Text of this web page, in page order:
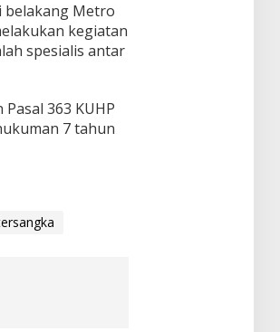
belakang Metro
kegiatan
spesialis antar
363 KUHP
7 tahun